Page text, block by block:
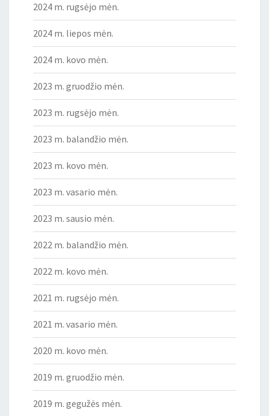
2024 m. rugsėjo mėn.
2024 m. liepos mėn.
2024 m. kovo mėn.
2023 m. gruodžio mėn.
2023 m. rugsėjo mėn.
2023 m. balandžio mėn.
2023 m. kovo mėn.
2023 m. vasario mėn.
2023 m. sausio mėn.
2022 m. balandžio mėn.
2022 m. kovo mėn.
2021 m. rugsėjo mėn.
2021 m. vasario mėn.
2020 m. kovo mėn.
2019 m. gruodžio mėn.
2019 m. gegužės mėn.